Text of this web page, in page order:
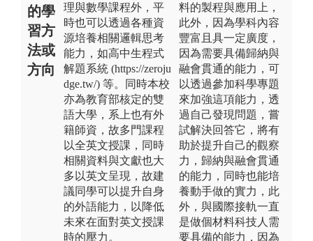
的學
習方
法或
方向
理與數學課程外，平
時也可以透過各種資
源培養相關邏輯思考
能力，如高中生程式
解題系統 (https://zeroju
dge.tw/) 等。同時本校
亦為教育部核定的雙
語大學，系上也有外
籍師資，故多門課程
以全英文授課，同時
相關資料與文獻也大
多以英文呈現，故建
議同學可以提升自身
的外語能力，以降低
未來在面對英文授課
時的壓力。
料的製程與應用上，
此外，因為學科內容
豐富且具一定廣度，
因為需要具備歸納與
融會貫通的能力，可
以透過參加科學專題
來加強這項能力，透
過自己發現問題，嘗
試解決回答它，將有
助於提升自己的觀察
力，歸納與融會貫通
的能力，同時也能培
養動手做的實力，此
外，與國際接軌一直
是做個材料科技人需
要具備的能力，因為